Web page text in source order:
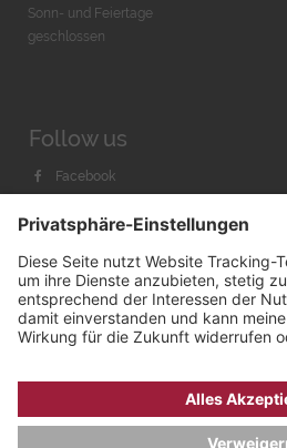
Sonn- und Feiertage
geschlossen
Follow us
Facebook
Youtube
IMPRESSUM